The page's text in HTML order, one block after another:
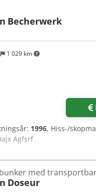
1 029 km
Becherwerk
1996, Hiss-/
Agfsrf
med
Doseur